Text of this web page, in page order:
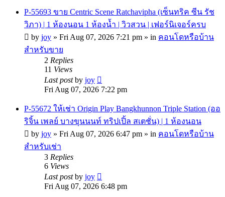
P-55693 ขาย Centric Scene Ratchavipha (เซ็นทริค ซีน รัช
วิภา) | 1 ห้องนอน 1 ห้องน้ำ | วิวสวน | เฟอร์นิเจอร์ครบ
by joy » Fri Aug 07, 2026 7:21 pm » in คอนโดหรือบ้าน
สำหรับขาย
2 Replies
11 Views
Last postby joy
Fri Aug 07, 2026 7:22 pm
P-55672 ให้เช่า Origin Play Bangkhunnon Triple Station (ออ
ริจิ้น เพลย์ บางขุนนนท์ ทริปเปิ้ล สเตชั่น) | 1 ห้องนอน
by joy » Fri Aug 07, 2026 6:47 pm » in คอนโดหรือบ้าน
สำหรับเช่า
3 Replies
6 Views
Last postby joy
Fri Aug 07, 2026 6:48 pm